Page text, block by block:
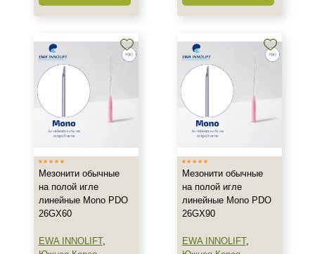
Область применения
Веки
Лицо
1 упк -10 шт
1 шт
Показать еще
Мезонити обычные
на полой игле
линейные Mono PDO
26GX60
EWA INNOLIFT,
Мезонити обычные
на полой игле
линейные Mono PDO
26GX90
EWA INNOLIFT,